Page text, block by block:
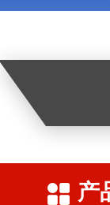
产